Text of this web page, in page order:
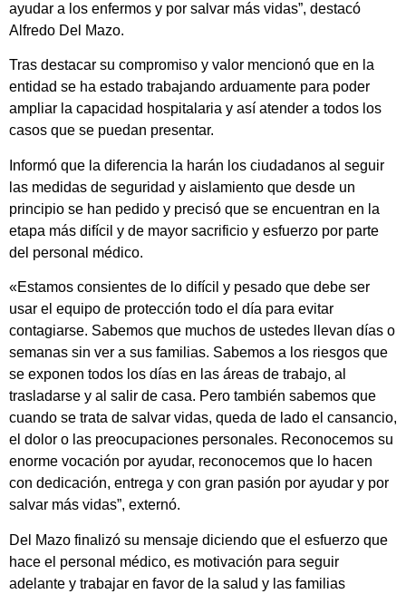
ayudar a los enfermos y por salvar más vidas”, destacó
Alfredo Del Mazo.
Tras destacar su compromiso y valor mencionó que en la
entidad se ha estado trabajando arduamente para poder
ampliar la capacidad hospitalaria y así atender a todos los
casos que se puedan presentar.
Informó que la diferencia la harán los ciudadanos al seguir
las medidas de seguridad y aislamiento que desde un
principio se han pedido y precisó que se encuentran en la
etapa más difícil y de mayor sacrificio y esfuerzo por parte
del personal médico.
«Estamos consientes de lo difícil y pesado que debe ser
usar el equipo de protección todo el día para evitar
contagiarse. Sabemos que muchos de ustedes llevan días o
semanas sin ver a sus familias. Sabemos a los riesgos que
se exponen todos los días en las áreas de trabajo, al
trasladarse y al salir de casa. Pero también sabemos que
cuando se trata de salvar vidas, queda de lado el cansancio,
el dolor o las preocupaciones personales. Reconocemos su
enorme vocación por ayudar, reconocemos que lo hacen
con dedicación, entrega y con gran pasión por ayudar y por
salvar más vidas”, externó.
Del Mazo finalizó su mensaje diciendo que el esfuerzo que
hace el personal médico, es motivación para seguir
adelante y trabajar en favor de la salud y las familias